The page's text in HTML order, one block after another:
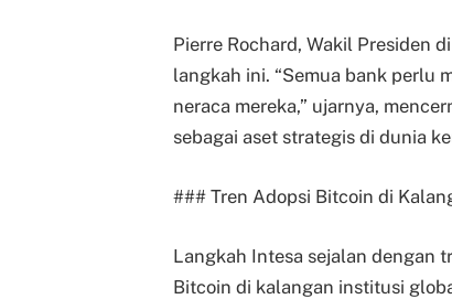
Pierre Rochard, Wakil Presiden di
langkah ini. “Semua bank perlu
neraca mereka,” ujarnya,
sebagai aset strategis di dunia
### Tren Adopsi Bitcoin di
Langkah Intesa sejalan dengan
Bitcoin di kalangan institusi